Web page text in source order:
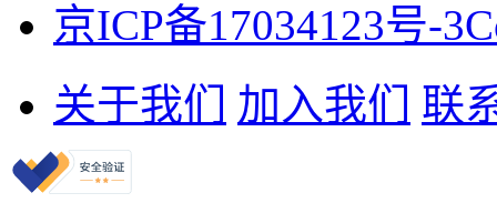
京ICP备17034123号-3
关于我们
加入我们 联